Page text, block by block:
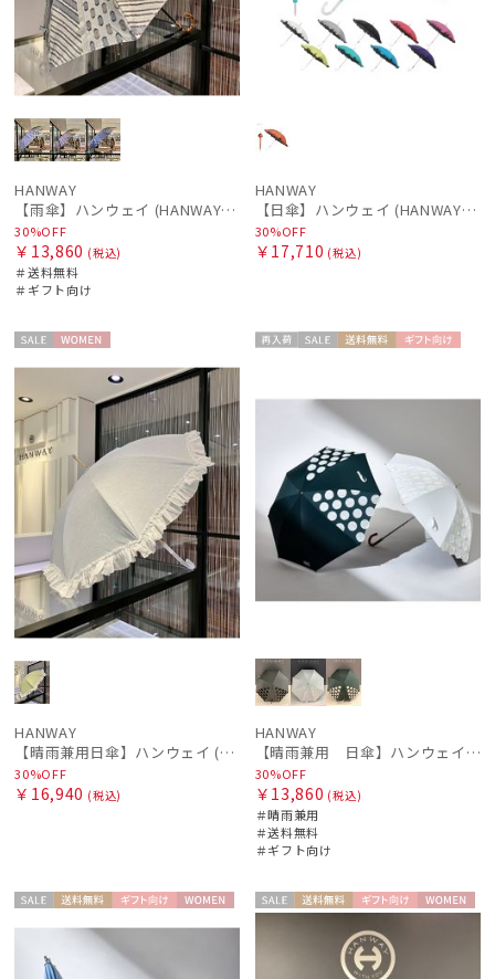
HANWAY
【雨傘】ハンウェイ (HANWAY) 日本製
30%OFF
￥13,860 (税込)
＃送料無料
＃ギフト向け
HANWAY
【日傘】ハンウェイ (HANWAY) P.カルゼツイル フリル メイクアップカラー 長傘 オールウェザー 遮光 長傘 晴雨兼用 , UV , 日本製 ,
30%OFF
￥17,710 (税込)
HANWAY
【晴雨兼用日傘】ハンウェイ (HANWAY) Daisy Dukes ? L（デイジー・デュークス・エル） 雨の日OK 一級遮光 遮熱 日本製 UV 晴雨兼用暑さ対策、紫外線対策、親骨：～50cm
30%OFF
￥16,940 (税込)
N
HANWAY
【晴雨兼用 日傘】ハンウェイ（ＨＡＮＷＡＹ）Angela（アンジェラ）
30%OFF
￥13,860 (税込)
＃晴雨兼用
＃送料無料
＃ギフト向け
セー 送料無 ギフト
向け
WOME